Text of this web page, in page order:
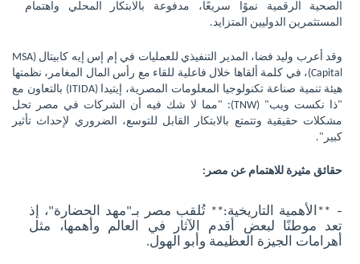
الصحية الرقمية نموًا سريعًا، مدفوعة بالابتكار المحلي واهتمام
المستثمرين الدوليين المتزايد.
وقد أعرب وليد فضا، المدير التنفيذي للعمليات في إم إس إيه كابيتال (MSA
Capital)، في كلمة ألقاها خلال فاعلية للقاء مع رأس المال المغامر، نظمتها
هيئة تنمية صناعة تكنولوجيا المعلومات المصرية، إيتيدا (ITIDA) بالتعاون مع
"ذا نكست ويب" (TNW): "مما لا شك فيه أن الشركات في مصر تحل
مشكلات حقيقية وتتمتع بالابتكار القابل للتوسع، الضروري لإحداث تأثير
كبير".
حقائق مثيرة للاهتمام عن مصر:
- **الأهمية التاريخية:** تُلقب مصر بـ"مهد الحضارة"، إذ
تعد موطنًا لبعض أقدم الآثار في العالم وأهمها، مثل
أهرامات الجيزة العظيمة وأبو الهول.